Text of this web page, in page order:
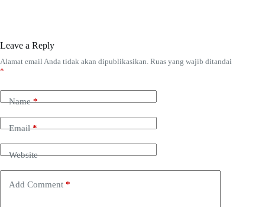
Leave a Reply
Alamat email Anda tidak akan dipublikasikan. Ruas yang wajib ditandai
*
Name*
Email*
Website
Add Comment *